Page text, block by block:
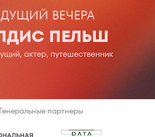
ПЕЛЬШ
ВЕЧЕРА
актер, путешественник
Генеральные партнеры